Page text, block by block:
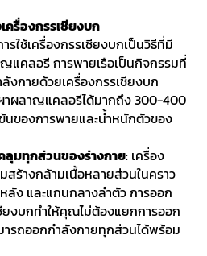
ครื่องกรรเชียงบก
ารใช้เครื่องกรรเชียงบกเป็นวิธีที่มี
แคลอรี การพายเรือเป็นกิจกรรมที่
งกายด้วยเครื่องกรรเชียงบก
าผลาญแคลอรีได้มากถึง 300-400
ของการพายและน้ำหนักตัวของ
ลุมทุกส่วนของร่างกาย: เครื่อง
สร้างกล้ามเนื้อหลายส่วนในคราว
ลัง และแกนกลางลำตัว การออก
ยงบกทำให้คุณไม่ต้องแยกการออก
รถออกกำลังกายทุกส่วนได้พร้อม